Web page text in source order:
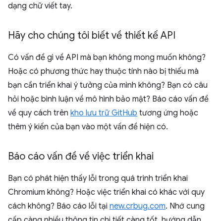
dạng chữ viết tay.
Hãy cho chúng tôi biết về thiết kế API
Có vấn đề gì về API mà bạn không mong muốn không?
Hoặc có phương thức hay thuộc tính nào bị thiếu mà
bạn cần triển khai ý tưởng của mình không? Bạn có câu
hỏi hoặc bình luận về mô hình bảo mật? Báo cáo vấn đề
về quy cách trên kho lưu trữ GitHub tương ứng hoặc
thêm ý kiến của bạn vào một vấn đề hiện có.
Báo cáo vấn đề về việc triển khai
Bạn có phát hiện thấy lỗi trong quá trình triển khai
Chromium không? Hoặc việc triển khai có khác với quy
cách không? Báo cáo lỗi tại new.crbug.com. Nhớ cung